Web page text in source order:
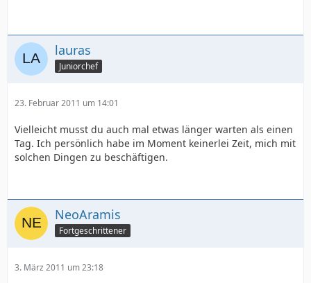
lauras
Juniorchef
23. Februar 2011 um 14:01
Vielleicht musst du auch mal etwas länger warten als einen
Tag. Ich persönlich habe im Moment keinerlei Zeit, mich mit
solchen Dingen zu beschäftigen.
NeoAramis
Fortgeschrittener
3. März 2011 um 23:18